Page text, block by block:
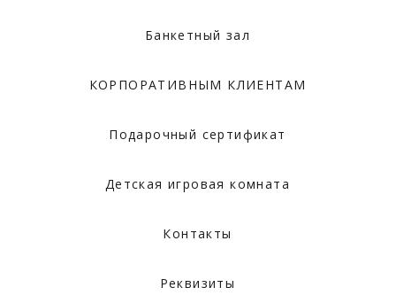
Банкетный зал
КОРПОРАТИВНЫМ КЛИЕНТАМ
Подарочный сертификат
Детская игровая комната
Контакты
Реквизиты